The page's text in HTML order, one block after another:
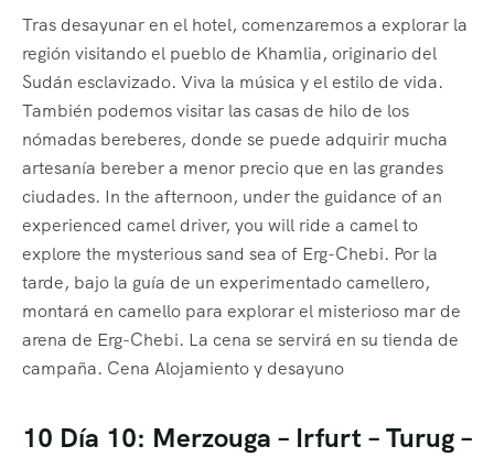
Tras desayunar en el hotel, comenzaremos a explorar la
región visitando el pueblo de Khamlia, originario del
Sudán esclavizado. Viva la música y el estilo de vida.
También podemos visitar las casas de hilo de los
nómadas bereberes, donde se puede adquirir mucha
artesanía bereber a menor precio que en las grandes
ciudades. In the afternoon, under the guidance of an
experienced camel driver, you will ride a camel to
explore the mysterious sand sea of ​​Erg-Chebi. Por la
tarde, bajo la guía de un experimentado camellero,
montará en camello para explorar el misterioso mar de
arena de Erg-Chebi. La cena se servirá en su tienda de
campaña. Cena Alojamiento y desayuno
10 Día 10: Merzouga – Irfurt – Turug –